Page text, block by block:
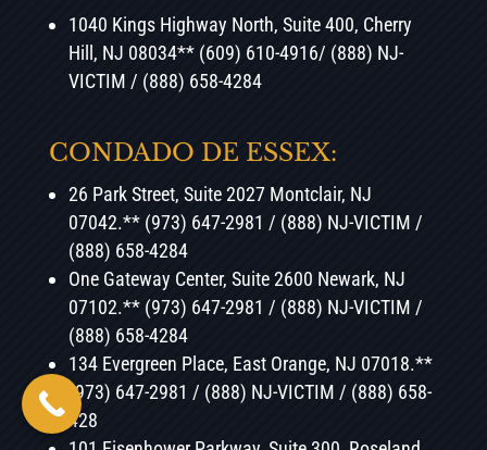
1040 Kings Highway North, Suite 400, Cherry
Hill, NJ 08034** (609) 610-4916/ (888) NJ-
VICTIM / (888) 658-4284
CONDADO DE ESSEX:
26 Park Street, Suite 2027 Montclair, NJ
07042.** (973) 647-2981 / (888) NJ-VICTIM /
(888) 658-4284
One Gateway Center, Suite 2600 Newark, NJ
07102.** (973) 647-2981 / (888) NJ-VICTIM /
(888) 658-4284
134 Evergreen Place, East Orange, NJ 07018.**
(973) 647-2981 / (888) NJ-VICTIM / (888) 658-
428